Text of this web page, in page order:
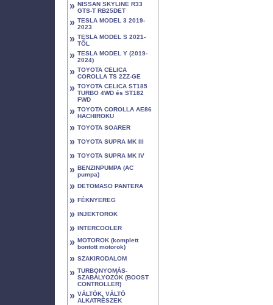
» NISSAN SKYLINE R33
GTS-T RB25DET
» TESLA MODEL 3 2019-
2023
» TESLA MODEL S 2021-
TŐL
» TESLA MODEL Y (2019-
2024)
» TOYOTA CELICA
COROLLA TS 2ZZ-GE
» TOYOTA CELICA ST185
TURBO 4WD és ST182
FWD
» TOYOTA COROLLA AE86
HACHIROKU
» TOYOTA SOARER
» TOYOTA SUPRA MK III
» TOYOTA SUPRA MK IV
» BENZINPUMPA (AC
pumpa)
» DETOMASO PANTERA
» FÉKNYEREG
» INJEKTOROK
» INTERCOOLER
» MOTOROK (komplett
bontott motorok)
» SZAKIRODALOM
» TURBONYOMÁS-
SZABÁLYOZÓK (BOOST
CONTROLLER)
» VÁLTÓK, VÁLTÓ
ALKATRÉSZEK